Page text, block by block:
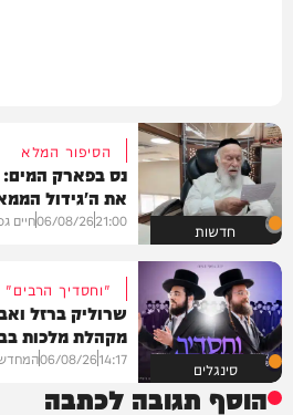
חדשות
הסיפור המלא
נס בפארק
את ה'גידול
21:00
06/08/26חיים
סינגלים
"וחסדיך הרבים"
שרוליק ברזל
מקהלת מלכות
14:17
06/08/26המחדש
הוסף תגובה לכתבה